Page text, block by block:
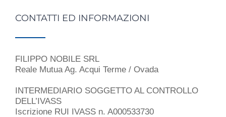
CONTATTI ED INFORMAZIONI
FILIPPO NOBILE SRL
Reale Mutua Ag. Acqui Terme / Ovada
INTERMEDIARIO SOGGETTO AL CONTROLLO
DELL’IVASS
Iscrizione RUI IVASS n. A000533730